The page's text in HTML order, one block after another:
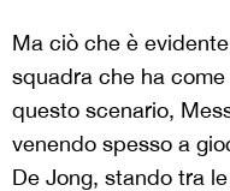
Ma ciò che è
squadra che ha
questo scenario,
venendo spesso a
De Jong, stando tra